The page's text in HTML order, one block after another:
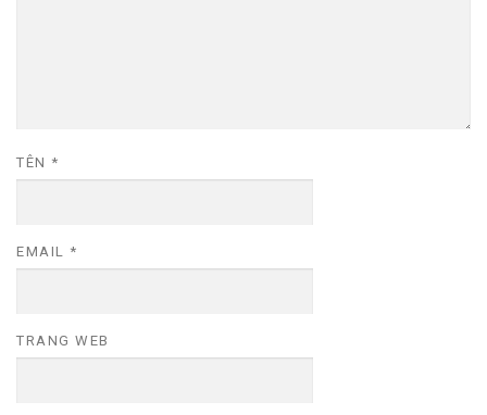
TÊN *
EMAIL *
TRANG WEB